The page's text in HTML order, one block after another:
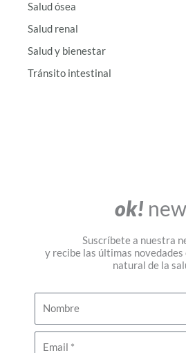
Salud ósea
Salud renal
Salud y bienestar
Tránsito intestinal
ok!
Suscríbete a nuestra
y recibe las últimas
natural de la